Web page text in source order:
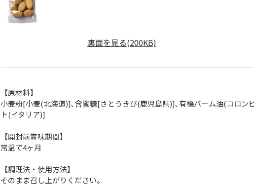
裏面を見る(200KB)
【原材料】
小麦粉[小麦(北海道)]､含蜜糖[さとうきび(鹿児島県)]､有機パーム油(コロン
ト(イタリア)]
【開封前賞味期間】
常温で4ヶ月
【調理法・使用方法】
そのまま召し上がりください。